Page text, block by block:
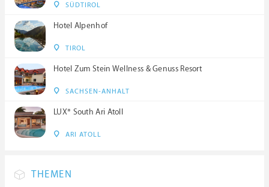
SÜDTIROL
Hotel Alpenhof
TIROL
Hotel Zum Stein Wellness & Genuss Resort
SACHSEN-ANHALT
LUX* South Ari Atoll
ARI ATOLL
THEMEN